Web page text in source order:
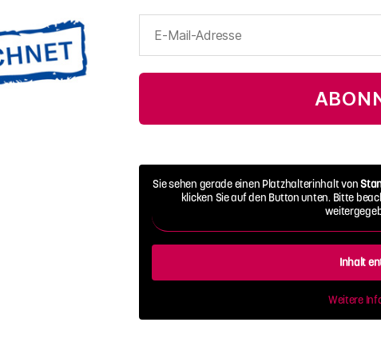
Mail-
Sie sehen gerade einen Platzhalterinhalt von
klicken Sie auf den Button unten. Bitte
Inhalt
Weitere